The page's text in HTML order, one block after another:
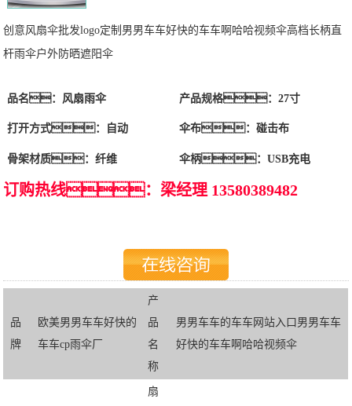
创意风扇伞批发logo定制男男车车好快的车车啊哈哈视频伞高档长柄直
杆雨伞户外防晒遮阳伞
品名：风扇雨伞 产品规格：27寸
打开方式：自动 伞布：碰击布
骨架材质：纤维 伞柄：USB充电
订购热线：梁经理 13580389482
品
牌
欧美男男车车好快的
车车cp雨伞厂
产
品
名
称
男男车车的车车网站入口男男车车
好快的车车啊哈哈视频伞
扇